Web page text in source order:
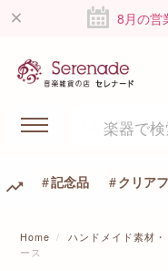
8月の営
記念品 クリア
Home ハンドメイド素材
ース